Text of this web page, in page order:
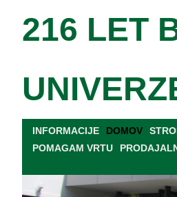
216 LET
INFORMACIJE DOMOV
POMAGAM VRTU